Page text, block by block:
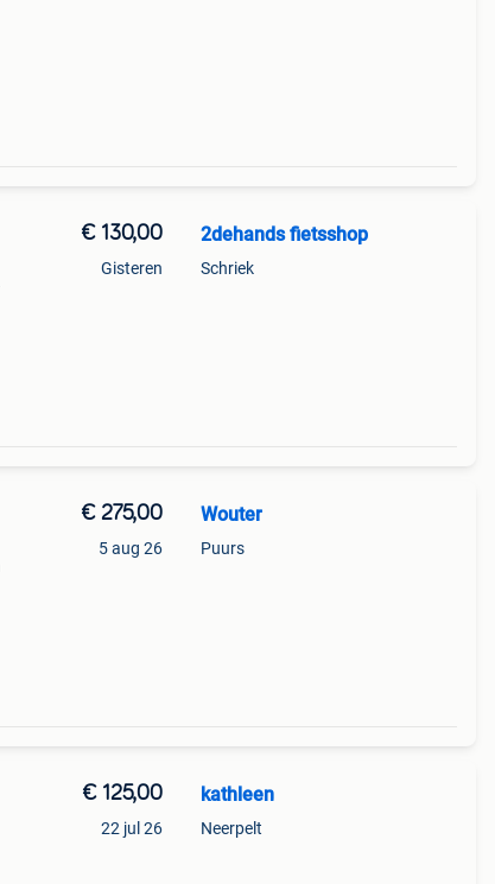
€ 130,00
Gisteren
2dehands fietsshop
Schriek
€ 275,00
5 aug 26
Wouter
Puurs
€ 125,00
22 jul 26
kathleen
Neerpelt